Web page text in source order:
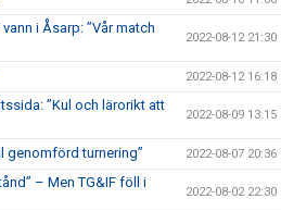
i Åsarp: ”Vår match
2022-08-12 21:30
2022-08-12 16:18
”Kul och lärorikt att
2022-08-09 13:15
genomförd turnering” 2022-08-07 20:36
– Men TG&IF föll i
2022-08-02 22:30